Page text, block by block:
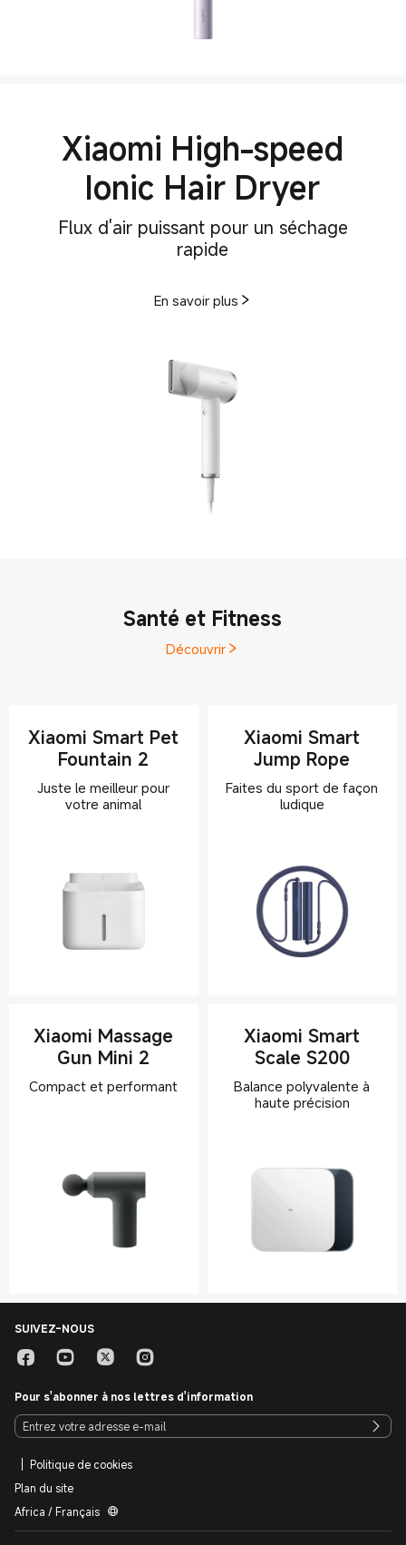
Xiaomi High-speed
Ionic Hair Dryer
Flux d'air puissant pour un séchage
En savoir plus
Santé et Fitness
Découvrir
Xiaomi Smart Pet
Fountain 2
Juste le meilleur pour
Xiaomi Smart
Jump Rope
Faites du sport de façon
Xiaomi Massage
Gun Mini 2
Xiaomi Smart
Scale S200
Balance polyvalente à
SUIVEZ-NOUS
Pour s'abonner à nos lettres d'information
Politique de cookies
Plan du site
Africa / Français